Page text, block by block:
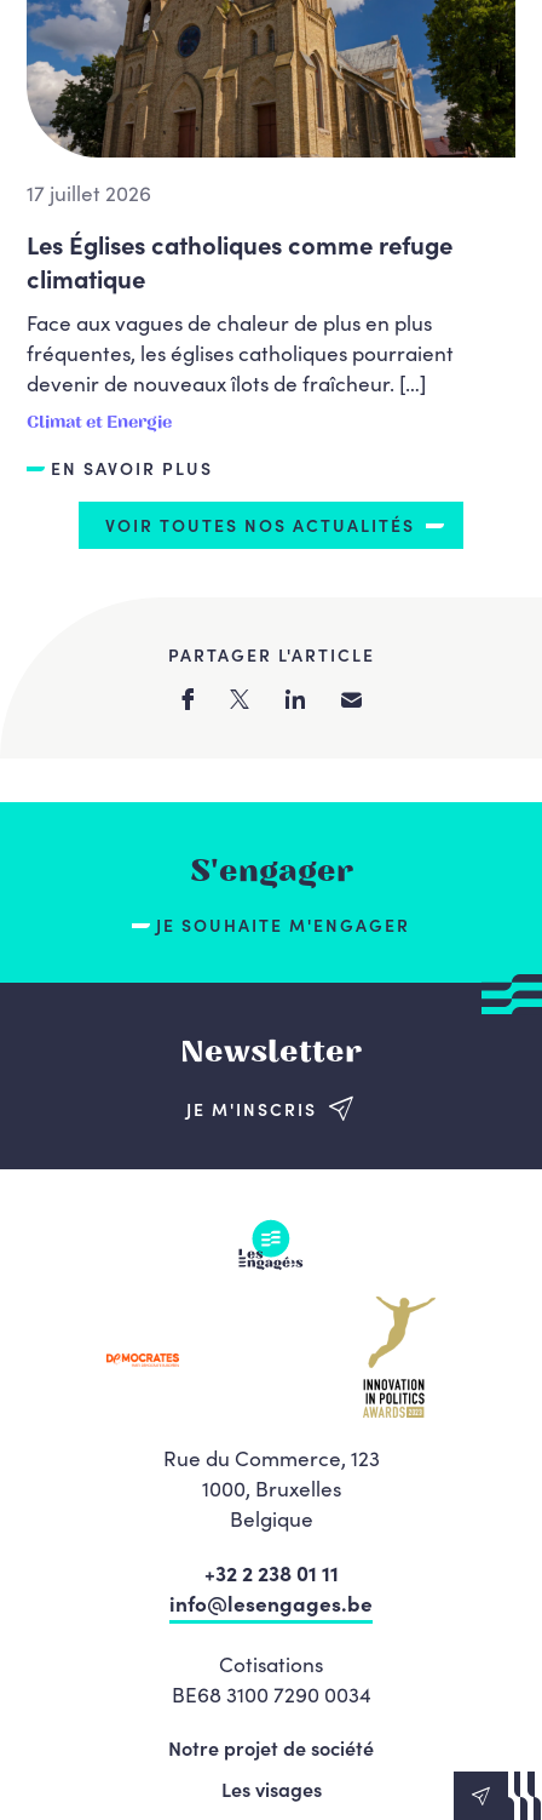
17 juillet 2026
Les Églises catholiques comme refuge
climatique
Face aux vagues de chaleur de plus en plus
fréquentes, les églises catholiques pourraient
devenir de nouveaux îlots de fraîcheur. […]
Climat et Energie
EN SAVOIR PLUS
VOIR TOUTES NOS ACTUALITÉS
PARTAGER L'ARTICLE
S'engager
JE SOUHAITE M'ENGAGER
Newsletter
JE M'INSCRIS
Rue du Commerce, 123
1000, Bruxelles
Belgique
+32 2 238 01 11
info@lesengages.be
Cotisations
BE68 3100 7290 0034
Notre projet de société
Les visages